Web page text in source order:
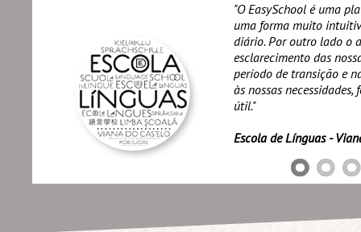
"O EasySchool é uma
uma forma muito
diário. Por outro lado o
esclarecimento das
período de transição e
às nossas
útil."
Escola de Línguas -